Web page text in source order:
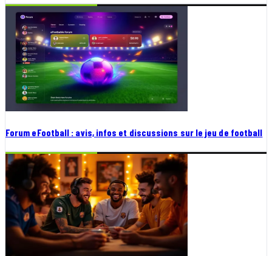
Forum eFootball : avis, infos et discussions sur le jeu de football